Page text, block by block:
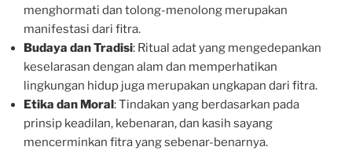
menghormati dan tolong-menolong merupakan
manifestasi dari fitra.
Budaya dan Tradisi: Ritual adat yang mengedepankan
keselarasan dengan alam dan memperhatikan
lingkungan hidup juga merupakan ungkapan dari fitra.
Etika dan Moral: Tindakan yang berdasarkan pada
prinsip keadilan, kebenaran, dan kasih sayang
mencerminkan fitra yang sebenar-benarnya.